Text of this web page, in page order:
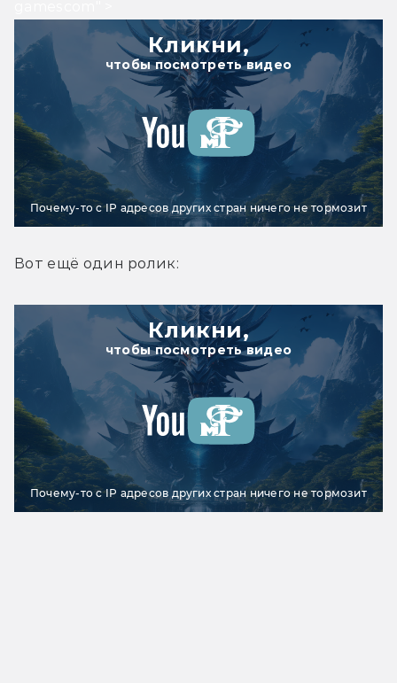
Кликни,
чтобы посмотреть видео
Почему-то с IP адресов других стран ничего не тормозит
Вот ещё один ролик:
Кликни,
чтобы посмотреть видео
Почему-то с IP адресов других стран ничего не тормозит